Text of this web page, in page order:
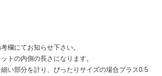
欄にてお知らせ下さい。
トの内側の長さになります。
い部分を計り、ぴったりサイズの場合プラス0.5